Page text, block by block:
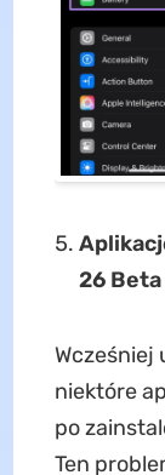
26 Beta
Wcześniej
niektóre
po
Ten